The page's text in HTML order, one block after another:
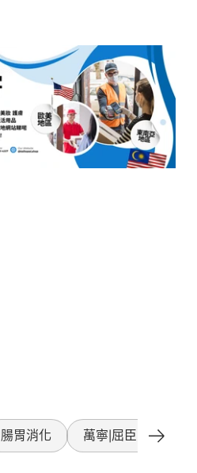
腸胃消化 萬寧|屈臣氏產品